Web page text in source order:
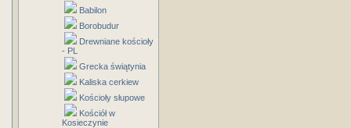
Babilon
Borobudur
Drewniane kościoły
- PL
Grecka świątynia
Kaliska cerkiew
Kościoły słupowe
Kościół w
Kosieczynie